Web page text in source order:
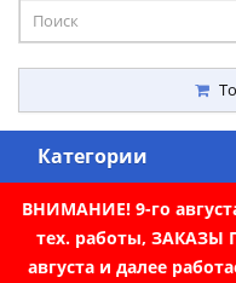
Категории
ВНИМАНИЕ! 9-го
тех. работы, ЗАКАЗЫ
августа и далее